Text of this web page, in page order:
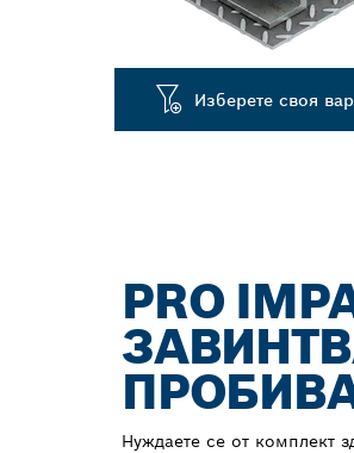
Изберете своя
PRO
Нуждаете се от комплект